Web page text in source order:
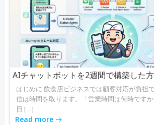
AIチャットボットを2週間で構築した
はじめに 飲食店ビジネスでは顧客対応が負担
信は時間を取ります。「営業時間は何時です
日 […]
Read more